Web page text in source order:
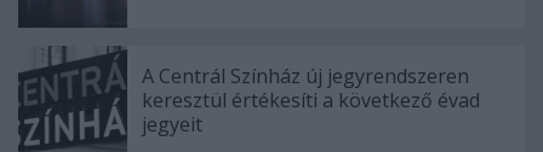
A Centrál Színház új jegyrendszeren
keresztül értékesíti a következő évad
jegyeit